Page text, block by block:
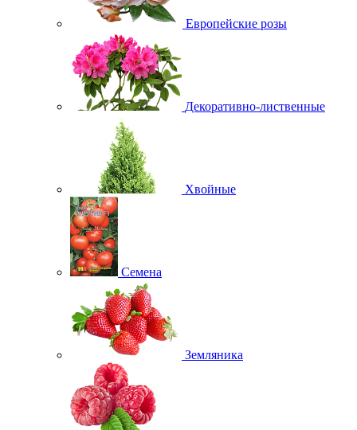
Европейские розы
Декоративно-лиственные
Хвойные
Семена
Земляника